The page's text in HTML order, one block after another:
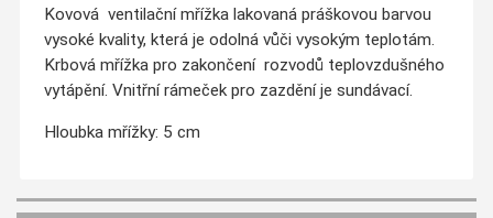
Kovová ventilační mřížka lakovaná práškovou barvou
vysoké kvality, která je odolná vůči vysokým teplotám.
Krbová mřížka pro zakončení rozvodů teplovzdušného
vytápění. Vnitřní rámeček pro zazdění je sundávací.
Hloubka mřížky: 5 cm